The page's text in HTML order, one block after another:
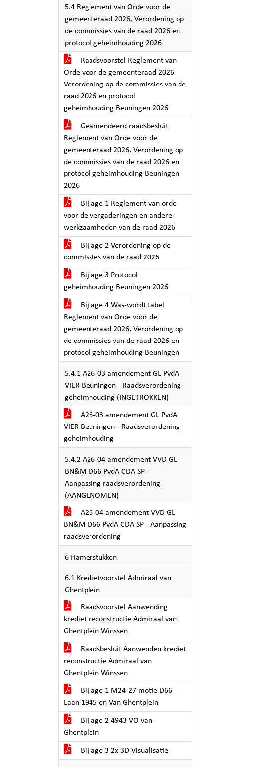
5.4 Reglement van Orde voor de
gemeenteraad 2026, Verordening op
de commissies van de raad 2026 en
protocol geheimhouding 2026
Raadsvoorstel Reglement van
Orde voor de gemeenteraad 2026
Verordening op de commissies van de
raad 2026 en protocol
geheimhouding Beuningen 2026
Geamendeerd raadsbesluit
Reglement van Orde voor de
gemeenteraad 2026, Verordening op
de commissies van de raad 2026 en
protocol geheimhouding Beuningen
2026
Bijlage 1 Reglement van orde
voor de vergaderingen en andere
werkzaamheden van de raad 2026
Bijlage 2 Verordening op de
commissies van de raad 2026
Bijlage 3 Protocol
geheimhouding Beuningen 2026
Bijlage 4 Was-wordt tabel
Reglement van Orde voor de
gemeenteraad 2026, Verordening op
de commissies van de raad 2026 en
protocol geheimhouding Beuningen
5.4.1 A26-03 amendement GL PvdA
VIER Beuningen - Raadsverordening
geheimhouding (INGETROKKEN)
A26-03 amendement GL PvdA
VIER Beuningen - Raadsverordening
geheimhouding
5.4.2 A26-04 amendement VVD GL
BN&M D66 PvdA CDA SP -
Aanpassing raadsverordening
(AANGENOMEN)
A26-04 amendement VVD GL
BN&M D66 PvdA CDA SP - Aanpassing
raadsverordening
6 Hamerstukken
6.1 Kredietvoorstel Admiraal van
Ghentplein
Raadsvoorstel Aanwending
krediet reconstructie Admiraal van
Ghentplein Winssen
Raadsbesluit Aanwenden krediet
reconstructie Admiraal van
Ghentplein Winssen
Bijlage 1 M24-27 motie D66 -
Laan 1945 en Van Ghentplein
Bijlage 2 4943 VO van
Ghentplein
Bijlage 3 2x 3D Visualisatie